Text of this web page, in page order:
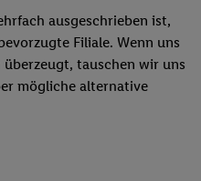
ausgeschrieben ist,
Filiale. Wenn uns
tauschen wir uns
mögliche alternative